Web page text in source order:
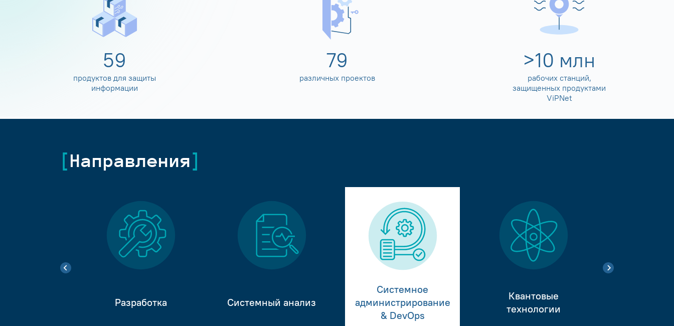
60
продуктов для защиты
информации
80
различных проектов
>10 млн
рабочих станций,
защищенных продуктами
ViPNet
Направления
Разработка Системный анализ
Системное
администрирование
& DevOps
Квантовые
технологии